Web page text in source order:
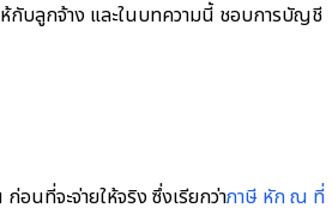
กับลูกจ้าง และในบทความนี้ ชอบการบัญชี
อนที่จะจ่ายให้จริง ซึ่งเรียกว่าภาษี หัก ณ ที่